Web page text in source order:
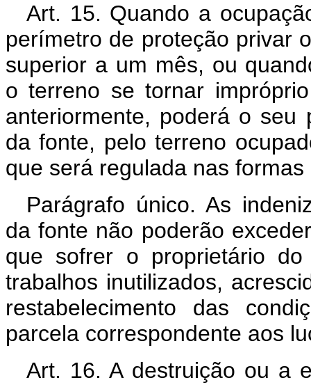
Art. 15. Quando a
perímetro de proteção privar
superior a um mês, ou
o terreno se tornar
anteriormente, poderá o seu
da fonte, pelo terreno
que será regulada nas
Parágrafo único. As
da fonte não poderão
que sofrer o proprietário
trabalhos inutilizados,
restabelecimento das
parcela correspondente aos
Art. 16. A destruição ou a